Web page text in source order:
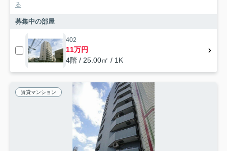
る
募集中の部屋
402
11万円
4階 / 25.00㎡ / 1K
賃貸マンション